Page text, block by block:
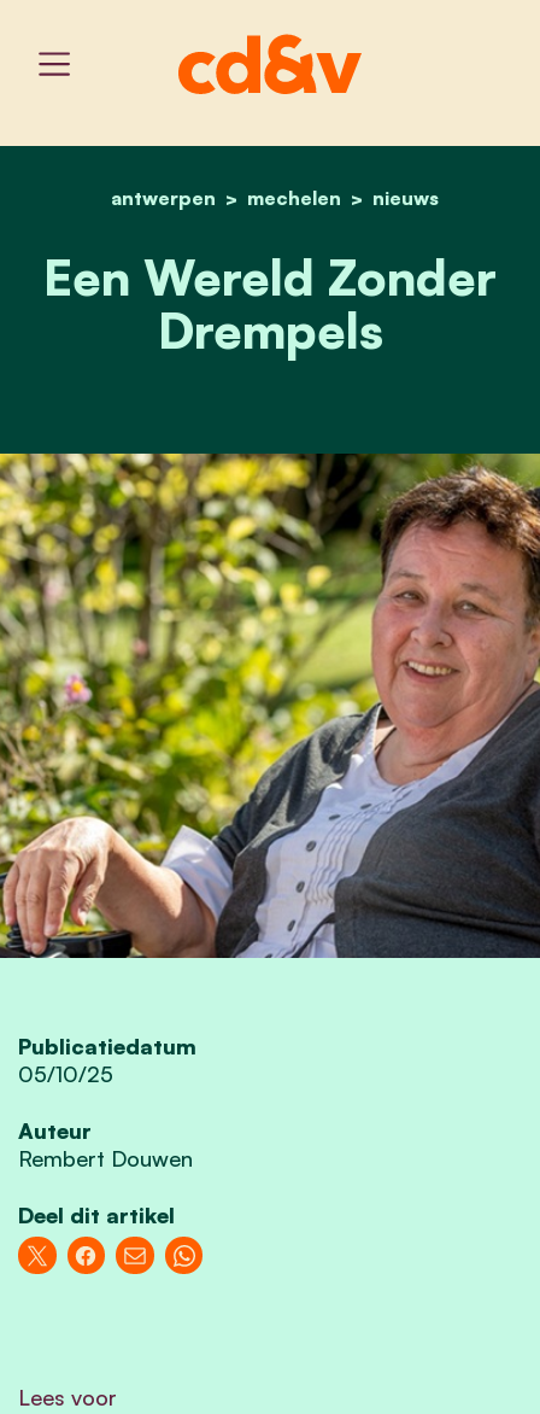
home
antwerpen mechelen nieuws
een wereld zonder
Een Wereld Zonder
Drempels
Publicatiedatum
05/10/25
Auteur
Rembert Douwen
Deel dit artikel
Lees voor